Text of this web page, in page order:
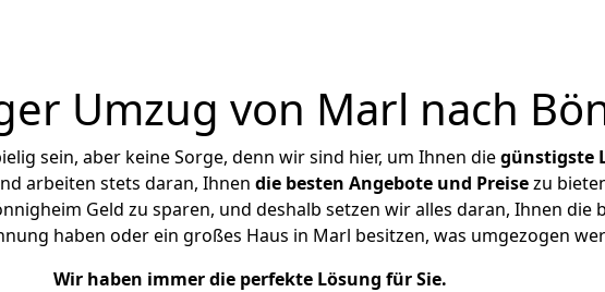
Umzug von Marl nach
sein, aber keine Sorge, denn wir sind hier, um Ihnen diegünstigste
arbeiten stets daran, Ihnen die besten Angebote und Preisezu
Geld zu sparen, und deshalb setzen wir alles daran, Ihnen die
haben oder ein großes Haus in Marl besitzen, was umgezogen
Wir haben immer die perfekte Lösung für Sie.